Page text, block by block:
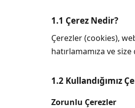
1.1 Çerez Nedir?
Çerezler (cookies),
hatırlamamıza ve
1.2 Kullandığımız
Zorunlu Çerezler